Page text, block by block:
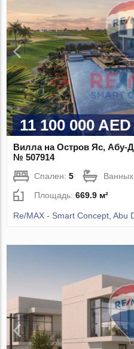
11 100 000 AED
Вилла на Остров Яс, Абу-
№ 507914
Спален:5
Площадь:669.9 м²
Re/MAX - Smart Concept, Abu